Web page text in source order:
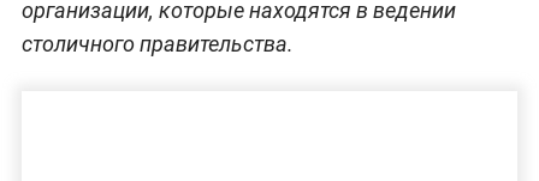
В Госдуме предложили выплачивать
пособие родителям школьников на